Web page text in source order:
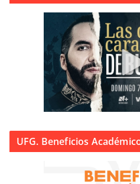
UFG. Beneficios